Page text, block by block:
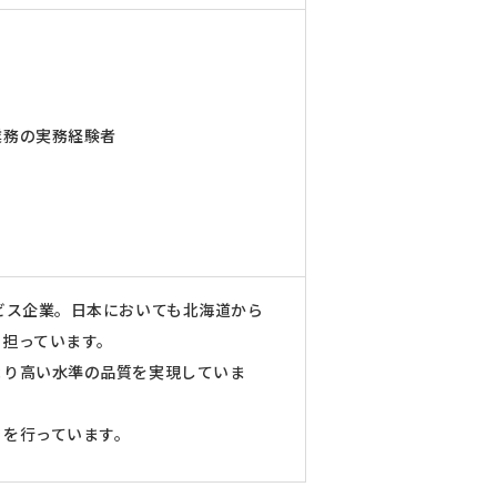
の実務経験者
企業。日本においても北海道から
っています。
高い水準の品質を実現していま
行っています。